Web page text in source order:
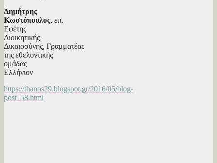
Δημήτρης
Κωστόπουλος, επ.
Εφέτης
Διοικητικής
Δικαιοσύνης, Γραμματέας
της εθελοντικής
ομάδας
Ελλήνιον
https://thanos29.blogspot.gr/2016/05/blog-
post_58.html